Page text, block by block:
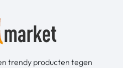
trendy producten tegen